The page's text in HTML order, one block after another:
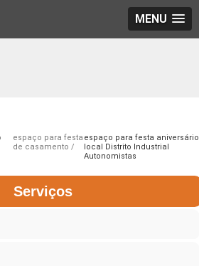
MENU
espaço para festa
de casamento
espaço para festa aniversário
local Distrito Industrial
Autonomistas
Serviços